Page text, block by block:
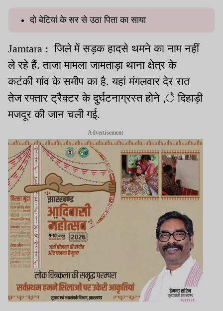
दो बेटियां के सर से उठा पिता का साया
Jamtara : जिले में सड़क हादसे थमने का नाम नहीं
ले रहे हैं. ताजा मामला जामताड़ा थाना क्षेत्र के
कटंकी गांव के समीप का है. यहां मंगलवार देर रात
तेज रफ्तार ट्रैक्टर के दुर्घटनाग्रस्त होने ,े दिहाड़ी
मजदूर की जान चली गई.
Advertisement